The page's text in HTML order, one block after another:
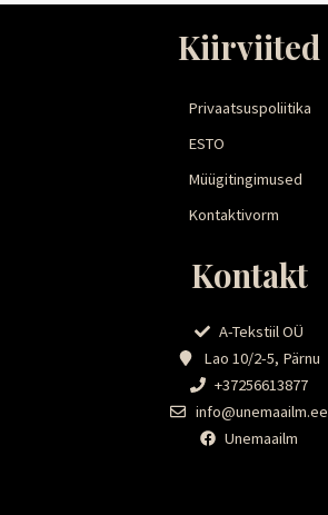
Kiirviited
Privaatsuspoliitika
ESTO
Müügitingimused
Kontaktivorm
Kontakt
A-Tekstiil OÜ
Lao 10/2-5, Pärnu
+37256613877
info@unemaailm.ee
Unemaailm